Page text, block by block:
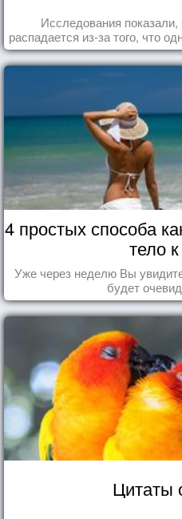
Исследования
распадается из-за того, что
та роль, которая
4 простых способа
тело
Уже через неделю Вы
будет
Цитаты